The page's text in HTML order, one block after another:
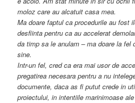
moloz care au alcatuit casa mea.
Ma doare faptul ca procedurile au fost
desfiinta pentru ca au accelerat
da timp sa le anulam – ma doare la fel
sine.
Intr-un fel, cred ca era mai usor de
pregatirea necesara pentru a nu
documente, daca as fi putut crede in
proiectului, in intentiile marinimoase